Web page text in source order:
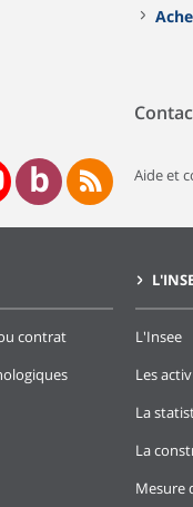
Aide et
contrat
L'Insee
Les
La
La
Mesure